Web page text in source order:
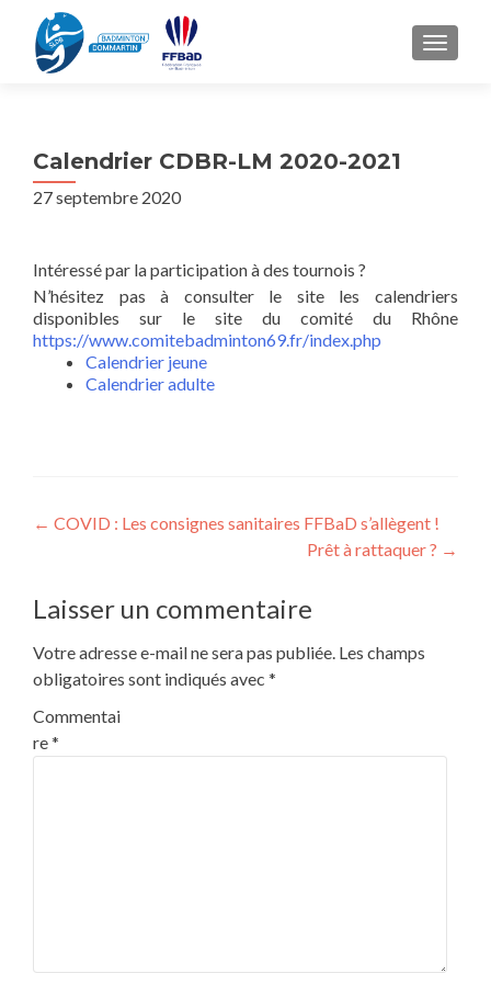
Calendrier CDBR-LM 2020-2021
27 septembre 2020
Intéressé par la participation à des tournois ?
N’hésitez pas à consulter le site les calendriers
disponibles sur le site du comité du Rhône
https://www.comitebadminton69.fr/index.php
Calendrier jeune
Calendrier adulte
Post
← COVID : Les consignes sanitaires FFBaD s’allègent !
Prêt à rattaquer ? →
Laisser un commentaire
Votre adresse e-mail ne sera pas publiée. Les champs
obligatoires sont indiqués avec *
Commentai
re*